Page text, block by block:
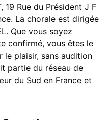
19 Rue du Président J F
La chorale est dirigée
Que vous soyez
confirmé, vous êtes le
le plaisir, sans audition
partie du réseau de
du Sud en France et